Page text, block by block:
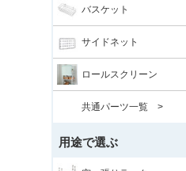
バスケット
サイドネット
ロールスクリーン
共通パーツ一覧 >
用途で選ぶ